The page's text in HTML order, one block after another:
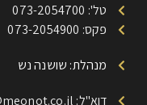
טל': 073-2054700
פקס: 073-2054900
מנהלת: שושנה נש
דוא"ל: Shoshn@meonot.co.il